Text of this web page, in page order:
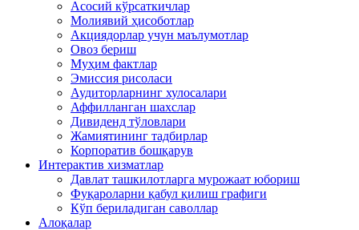
Асосий кўрсаткичлар
Молиявий ҳисоботлар
Акциядорлар учун маълумотлар
Овоз бериш
Муҳим фактлар
Эмиссия рисоласи
Аудиторларнинг хулосалари
Аффилланган шахслар
Дивиденд тўловлари
Жамиятининг тадбирлар
Корпоратив бошқарув
Интерактив хизматлар
Давлат ташкилотларга мурожаат юбориш
Фуқароларни қабул қилиш графиги
Кўп бериладиган саволлар
Алоқалар